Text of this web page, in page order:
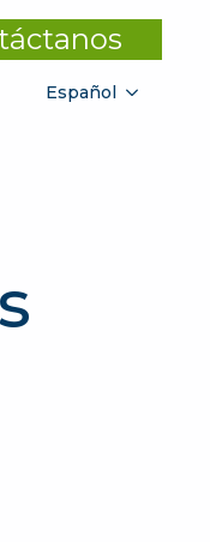
Español